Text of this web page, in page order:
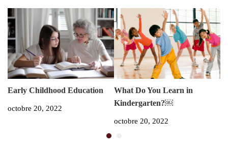
Early Childhood Education
octobre 20, 2022
What Do You Learn in
Kindergarten?￼
octobre 20, 2022